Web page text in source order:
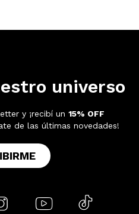
universo
y ¡recibí un 15% OFF
de las últimas novedades!
 